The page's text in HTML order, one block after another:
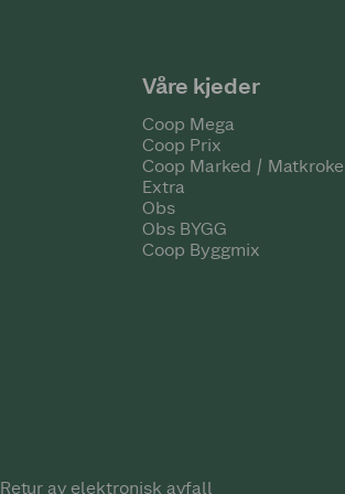
Våre kjeder
Coop Mega
Coop Prix
Coop Marked /
Extra
Obs
Obs BYGG
Coop Byggmix
Retur av elektronisk avfall